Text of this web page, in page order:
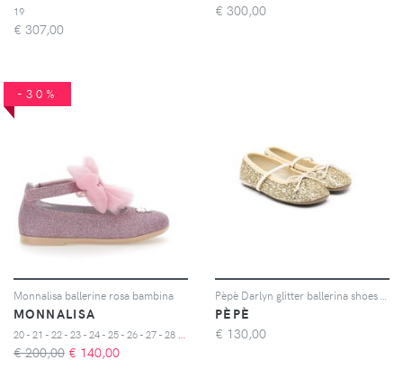
19
€ 307,00
€ 300,00
-30%
Monnalisa ballerine rosa bambina
MONNALISA
€ 200,00 € 140,00
PÈPÈ
€ 130,00